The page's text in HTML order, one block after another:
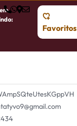
Favoritos